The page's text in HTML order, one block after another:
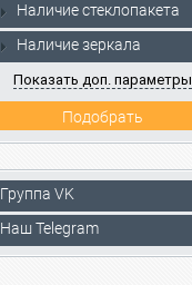
Наличие стеклопакета
Наличие зеркала
Показать доп. параметры
Группа VK
Наш Telegram